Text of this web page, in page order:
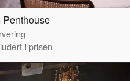
Penthouse
i prisen